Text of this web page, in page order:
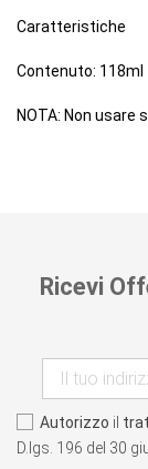
Caratteristiche
Contenuto: 118ml
NOTA: Non usare
Ricevi
Autorizzo il
D.lgs. 196 del 30